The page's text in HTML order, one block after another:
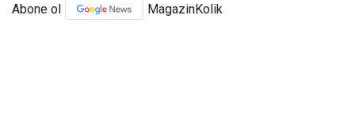
Abone ol MagazinKolik